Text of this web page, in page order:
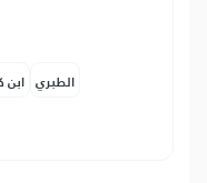
ابن الطبري